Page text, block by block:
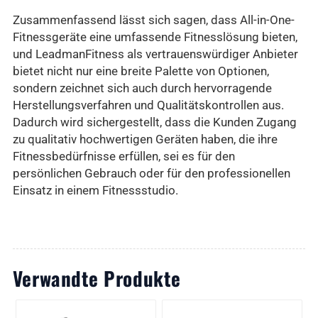
Zusammenfassend lässt sich sagen, dass All-in-One-
Fitnessgeräte eine umfassende Fitnesslösung bieten,
und LeadmanFitness als vertrauenswürdiger Anbieter
bietet nicht nur eine breite Palette von Optionen,
sondern zeichnet sich auch durch hervorragende
Herstellungsverfahren und Qualitätskontrollen aus.
Dadurch wird sichergestellt, dass die Kunden Zugang
zu qualitativ hochwertigen Geräten haben, die ihre
Fitnessbedürfnisse erfüllen, sei es für den
persönlichen Gebrauch oder für den professionellen
Einsatz in einem Fitnessstudio.
Verwandte Produkte